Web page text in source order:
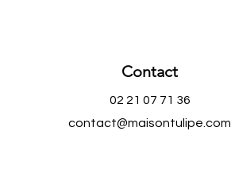
Contact
02 21 07 71 36
contact@maisontulipe.com